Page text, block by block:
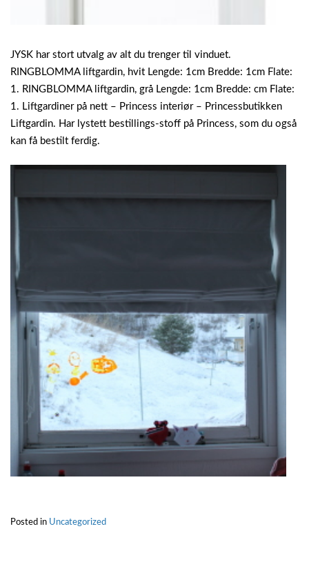
JYSK har stort utvalg av alt du trenger til vinduet.
RINGBLOMMA liftgardin, hvit Lengde: 1cm Bredde: 1cm Flate:
1. RINGBLOMMA liftgardin, grå Lengde: 1cm Bredde: cm Flate:
1. Liftgardiner på nett – Princess interiør – Princessbutikken
Liftgardin. Har lystett bestillings-stoff på Princess, som du også
kan få bestilt ferdig.
Posted in Uncategorized